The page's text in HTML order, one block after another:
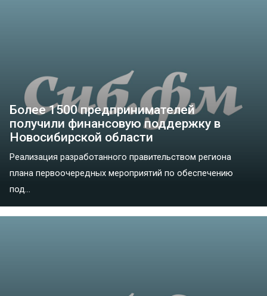
Более 1500 предпринимателей
получили финансовую поддержку в
Новосибирской области
Реализация разработанного правительством региона
плана первоочередных мероприятий по обеспечению
под...